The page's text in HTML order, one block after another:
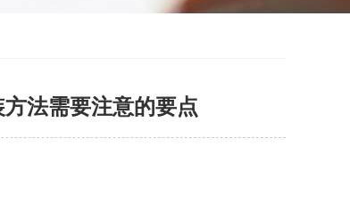
法需要注意的要点